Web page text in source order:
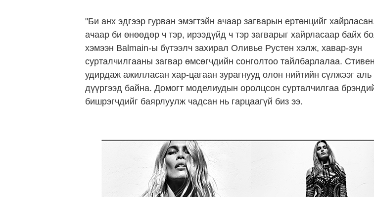
"Би анх эдгээр гурван эмэгтэйн ачаар загварын ертөнцийг
ачаар би өнөөдөр ч тэр, ирээдүйд ч тэр загварыг хайрласаар байх
хэмээн Balmain-ы бүтээлч захирал Оливье Рустен хэлж, хавар-зун
сурталчилгааны загвар өмсөгчдийн сонголтоо тайлбарлалаа.
удирдаж ажилласан хар-цагаан зурагнууд олон нийтийн сүлжээг аль
дүүргээд байна. Домогт моделиудын оролцсон сурталчилгаа
бишрэгчдийг баярлуулж чадсан нь гарцаагүй биз ээ.